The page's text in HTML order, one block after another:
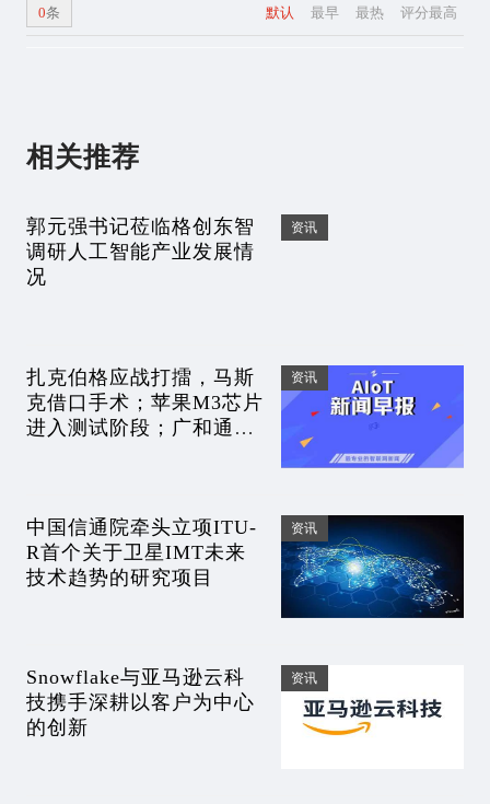
默认 最早 最热 评分最高
0条
相关推荐
郭元强书记莅临格创东智
调研人工智能产业发展情
况
资讯
扎克伯格应战打擂，马斯
克借口手术；苹果M3芯片
进入测试阶段；广和通上
资讯
中国信通院牵头立项ITU-
R首个关于卫星IMT未来
技术趋势的研究项目
资讯
Snowflake与亚马逊云科
技携手深耕以客户为中心
的创新
资讯